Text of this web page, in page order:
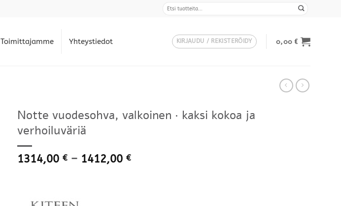
Toimittajamme Yhteystiedot KIRJAUDU / REKISTERÖIDY 0,00€
Notte vuodesohva, valkoinen · kaksi kokoa ja
verhoiluväriä
1314,00 € – 1412,00 €Hintaluokka: